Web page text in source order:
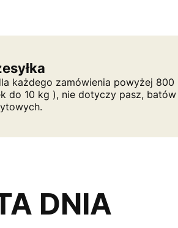
każdego zamówienia powyżej 800
do 10 kg ), nie dotyczy pasz, batów
DNIA